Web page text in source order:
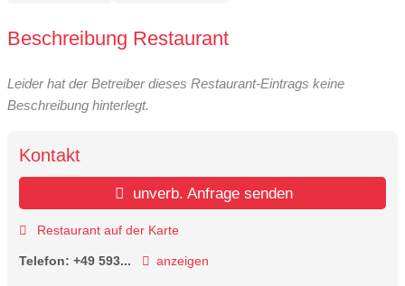
Beschreibung Restaurant
Leider hat der Betreiber dieses Restaurant-Eintrags keine
Beschreibung hinterlegt.
Kontakt
unverb. Anfrage senden
Restaurant auf der Karte
Telefon: +49 593... anzeigen